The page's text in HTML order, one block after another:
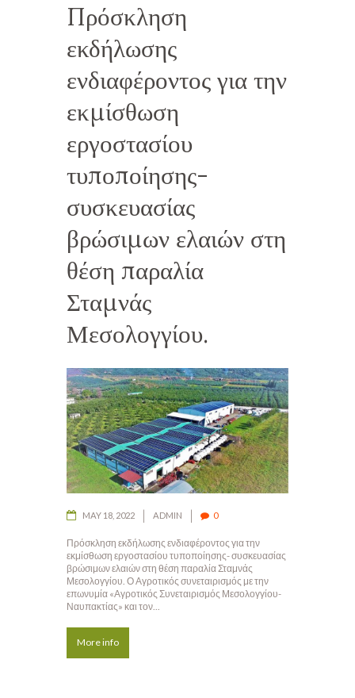
Πρόσκληση
εκδήλωσης
ενδιαφέροντος για την
εκμίσθωση
εργοστασίου
τυποποίησης-
συσκευασίας
βρώσιμων ελαιών στη
θέση παραλία
Σταμνάς
Μεσολογγίου.
MAY 18, 2022 ADMIN 0
Πρόσκληση εκδήλωσης ενδιαφέροντος για την
εκμίσθωση εργοστασίου τυποποίησης- συσκευασίας
βρώσιμων ελαιών στη θέση παραλία Σταμνάς
Μεσολογγίου. Ο Αγροτικός συνεταιρισμός με την
επωνυμία «Αγροτικός Συνεταιρισμός Μεσολογγίου-
Ναυπακτίας» και τον...
More info